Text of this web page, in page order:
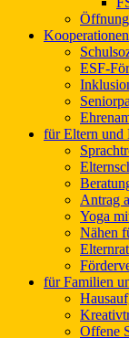
Kooperationen
ESF-
für Eltern und
Antrag
Yoga
Nähen
Elternrat
für Familien
Offene